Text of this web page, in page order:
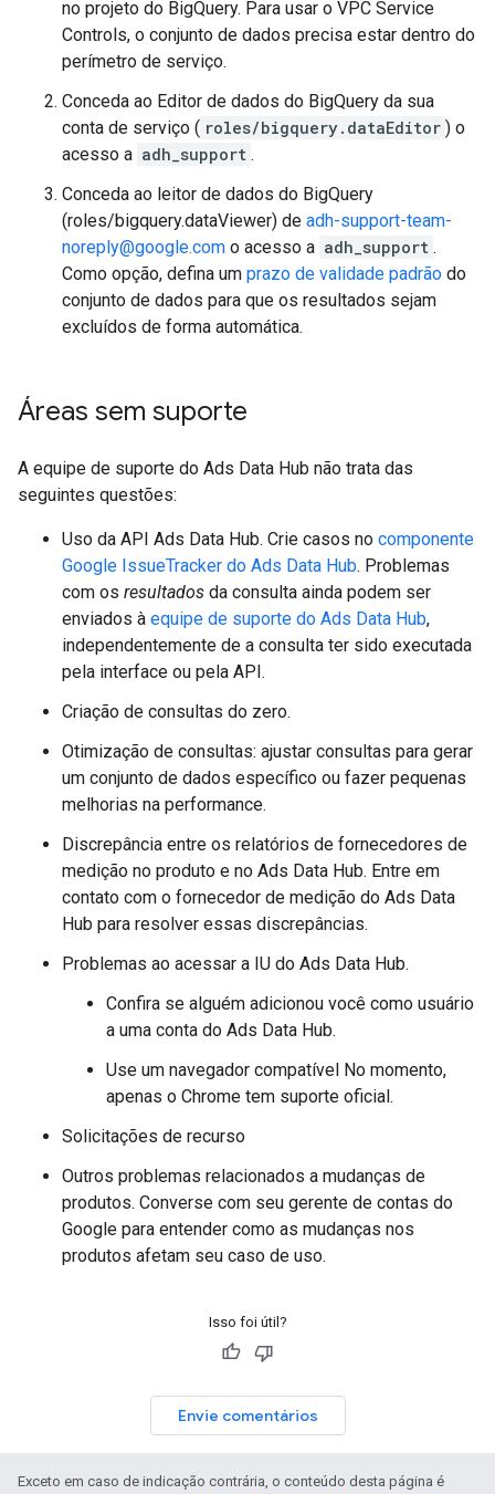
no projeto do BigQuery. Para usar o VPC Service
Controls, o conjunto de dados precisa estar dentro do
perímetro de serviço.
Conceda ao Editor de dados do BigQuery da sua
conta de serviço ( roles/bigquery.dataEditor ) o
acesso a adh_support .
Conceda ao leitor de dados do BigQuery
(roles/bigquery.dataViewer) de adh-support-team-
noreply@google.com o acesso a adh_support .
Como opção, defina um prazo de validade padrão do
conjunto de dados para que os resultados sejam
excluídos de forma automática.
Áreas sem suporte
A equipe de suporte do Ads Data Hub não trata das
seguintes questões:
Uso da API Ads Data Hub. Crie casos no componente
Google IssueTracker do Ads Data Hub. Problemas
com os resultados da consulta ainda podem ser
enviados à equipe de suporte do Ads Data Hub,
independentemente de a consulta ter sido executada
pela interface ou pela API.
Criação de consultas do zero.
Otimização de consultas: ajustar consultas para gerar
um conjunto de dados específico ou fazer pequenas
melhorias na performance.
Discrepância entre os relatórios de fornecedores de
medição no produto e no Ads Data Hub. Entre em
contato com o fornecedor de medição do Ads Data
Hub para resolver essas discrepâncias.
Problemas ao acessar a IU do Ads Data Hub.
Confira se alguém adicionou você como usuário
a uma conta do Ads Data Hub.
Use um navegador compatível No momento,
apenas o Chrome tem suporte oficial.
Solicitações de recurso
Outros problemas relacionados a mudanças de
produtos. Converse com seu gerente de contas do
Google para entender como as mudanças nos
produtos afetam seu caso de uso.
Isso foi útil?
Envie comentários
Exceto em caso de indicação contrária, o conteúdo desta página é